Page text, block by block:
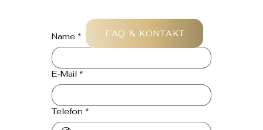
Name *
E-Mail *
Telefon *
FAQ & KONTAKT